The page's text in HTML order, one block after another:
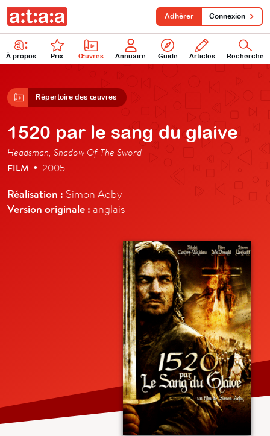
À propos Prix Œuvres Annuaire Guide Articles Recherche
Adhérer Connexion
Répertoire des œuvres
1520 par le sang du glaive
Headsman, Shadow Of The Sword
FILM • 2005
Réalisation : Simon Aeby
Version originale : anglais